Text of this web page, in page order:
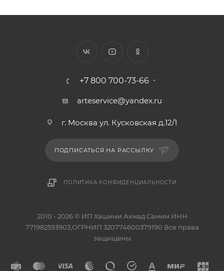
+7 800 700-73-66
arteservice@yandex.ru
г. Москва ул. Кусковская д.12/1
ПОДПИСАТЬСЯ НА РАССЫЛКУ
ПОЛИТИКА КОНФИДЕНЦИАЛЬНОСТИ
2010 - 2026 © ИП Хашими Ахмад Самим ИНН
771982593903,ОГРНИП 320774600379190 Все права
защищены